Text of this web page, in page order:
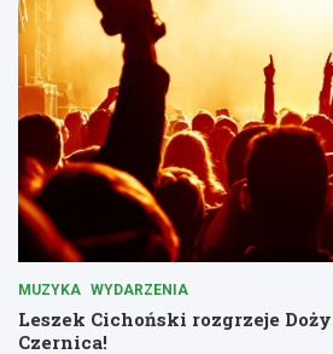
MUZYKA WYDARZENIA
Leszek Cichoński rozgrzeje
Czernica!